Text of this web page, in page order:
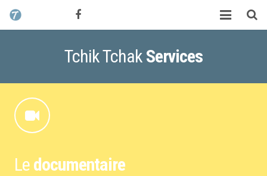
WORK
MAG
ALEX HALIMI
Tchik Tchak Services
Le documentaire